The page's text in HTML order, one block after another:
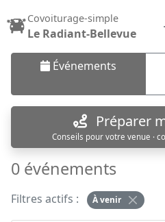
Covoiturage-simple
Le Radiant-Bellevue
Événements
Préparer
Conseils pour votre venue ·
0 événements
Filtres actifs :
À venir